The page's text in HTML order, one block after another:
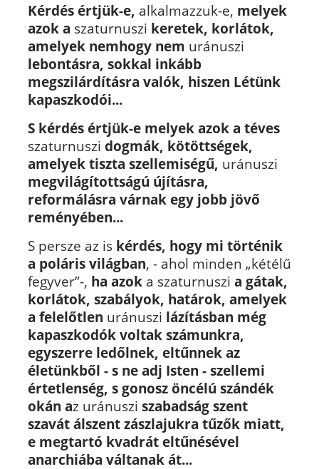
Kérdés értjük-e, alkalmazzuk-e, melyek
azok a szaturnuszi keretek, korlátok,
amelyek nemhogy nem uránuszi
lebontásra, sokkal inkább
megszilárdításra valók, hiszen Létünk
kapaszkodói...
S kérdés értjük-e melyek azok a téves
szaturnuszi dogmák, kötöttségek,
amelyek tiszta szellemiségű, uránuszi
megvilágítottságú újításra,
reformálásra várnak egy jobb jövő
reményében...
S persze az is kérdés, hogy mi történik
a poláris világban, - ahol minden „kétélű
fegyver”-, ha azok a szaturnuszi a gátak,
korlátok, szabályok, határok, amelyek
a felelőtlen uránuszi lázításban még
kapaszkodók voltak számunkra,
egyszerre ledőlnek, eltűnnek az
életünkből - s ne adj Isten - szellemi
értetlenség, s gonosz öncélú szándék
okán az uránuszi szabadság szent
szavát álszent zászlajukra tűzők miatt,
e megtartó kvadrát eltűnésével
anarchiába váltanak át...